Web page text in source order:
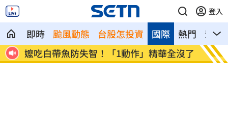
登入
即時 颱風動態 台股怎投資 熱門 影音
國際
道
嬤吃白帶魚防失智！「1動作」精華全沒了
26歲
網